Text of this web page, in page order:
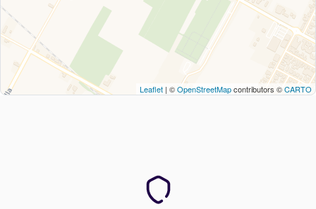
Leaflet | ©OpenStreetMapcontributors ©CARTO